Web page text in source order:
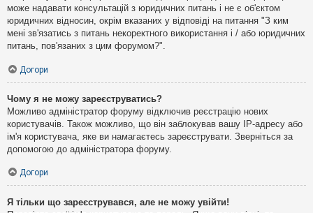
може надавати консультацій з юридичних питань і не є об'єктом
юридичних відносин, окрім вказаних у відповіді на питання "З ким
мені зв'язатись з питань некоректного використання і / або юридичних
питань, пов'язаних з цим форумом?".
Догори
Чому я не можу зареєструватись?
Можливо адміністратор форуму відключив реєстрацію нових
користувачів. Також можливо, що він заблокував вашу IP-адресу або
ім'я користувача, яке ви намагаєтесь зареєструвати. Зверніться за
допомогою до адміністратора форуму.
Догори
Я тільки що зареєструвався, але не можу увійти!